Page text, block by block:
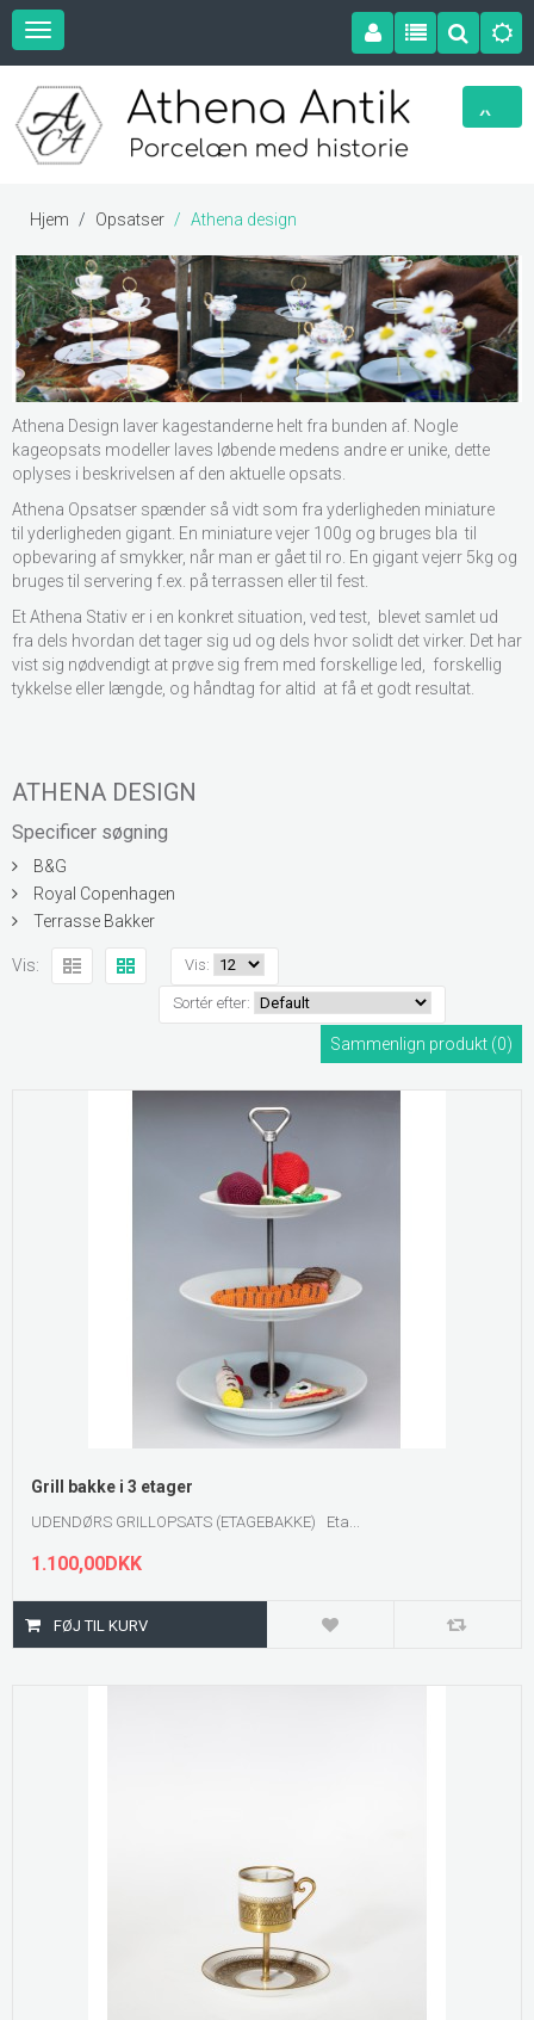
Hjem Opsatser Athena design
Athena Design laver kagestanderne helt fra bunden af. Nogle
kageopsats modeller laves løbende medens andre er unike, dette
oplyses i beskrivelsen af den aktuelle opsats.
Athena Opsatser spænder så vidt som fra yderligheden miniature
til yderligheden gigant. En miniature vejer 100g og bruges bla til
opbevaring af smykker, når man er gået til ro. En gigant vejerr 5kg og
bruges til servering f.ex. på terrassen eller til fest.
Et Athena Stativ er i en konkret situation, ved test, blevet samlet ud
fra dels hvordan det tager sig ud og dels hvor solidt det virker. Det har
vist sig nødvendigt at prøve sig frem med forskellige led, forskellig
tykkelse eller længde, og håndtag for altid at få et godt resultat.
ATHENA DESIGN
Specificer søgning
B&G
Royal Copenhagen
Terrasse Bakker
Vis: Vis:
Sortér efter:
Sammenlign produkt (0)
Grill bakke i 3 etager
UDENDØRS GRILLOPSATS (ETAGEBAKKE) Eta...
1.100,00DKK